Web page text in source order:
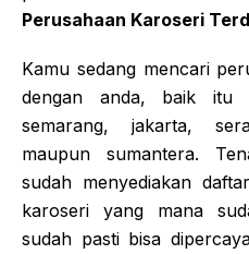
Perusahaan Karoseri
Kamu sedang mencari
dengan anda, baik itu
semarang, jakarta,
maupun sumantera.
sudah menyediakan
karoseri yang mana
sudah pasti bisa